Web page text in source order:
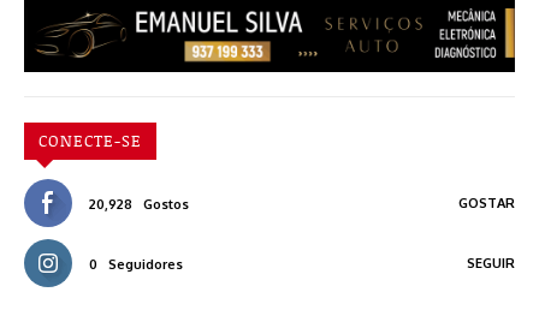
CONECTE-SE
20,928 Gostos GOSTAR
0 Seguidores SEGUIR